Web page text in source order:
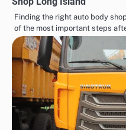
Finding the right auto body
of the most important steps